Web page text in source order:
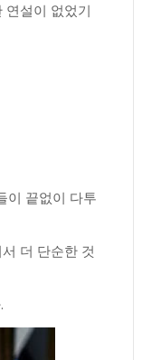
연설이 없었기
이 끝없이 다투
더 단순한 것